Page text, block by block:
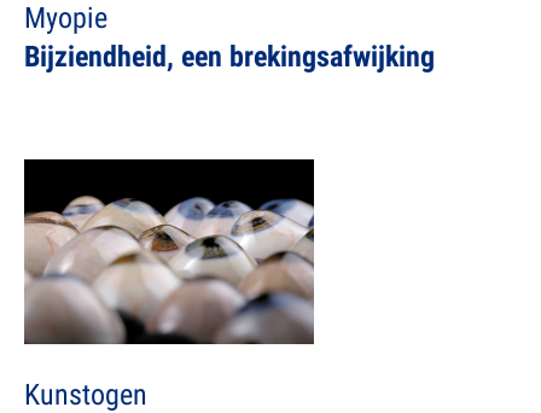
Myopie
Bijziendheid, een brekingsafwijking
Kunstogen